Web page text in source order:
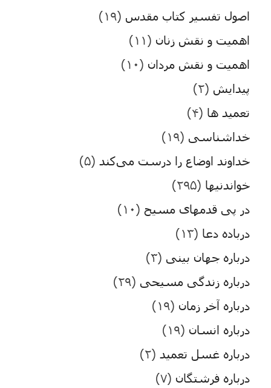
اصول تفسیر کتاب مقدس (۱۹)
اهمیت و نقش زنان (۱۱)
اهمیت و نقش مردان (۱۰)
پیدایش (۲)
تعمید ها (۴)
خداشناسی (۱۹)
خداوند اوضاع را درست می‌کند (۵)
خواندنیها (۲۹۵)
در پی قدمهای مسیح (۱۰)
درباده دعا (۱۳)
درباره جهان بینی (۳)
درباره زندگی مسیحی (۲۹)
درباره آخر زمان (۱۹)
درباره انسان (۱۹)
درباره غسل تعمید (۲)
درباره فرشتگان (۷)